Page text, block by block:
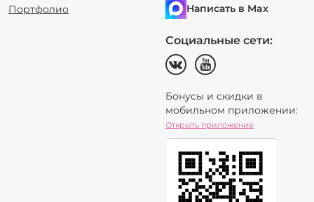
Портфолио
Написать в Max
Социальные сети:
Бонусы и скидки в
мобильном приложении:
Открыть приложение